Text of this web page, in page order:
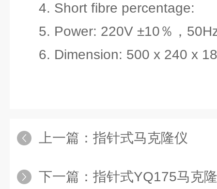
4. Short fibre percentage:
5. Power: 220V ±10％，
6. Dimension: 500 x 240 x
上一篇： 指针式马克隆仪
下一篇： 指针式YQ175马克